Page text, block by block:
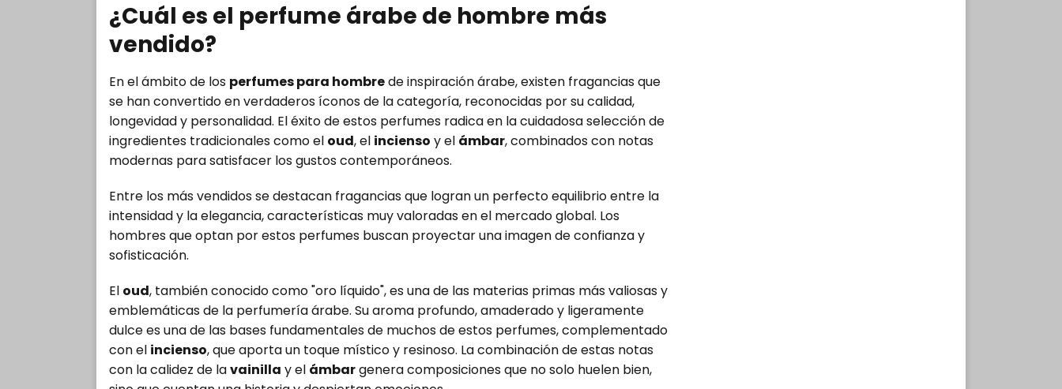
¿Cuál es el perfume árabe de hombre más
vendido?
En el ámbito de los perfumes para hombrede inspiración árabe, existen fragancias que
se han convertido en verdaderos íconos de la categoría, reconocidas por su calidad,
longevidad y personalidad. El éxito de estos perfumes radica en la cuidadosa selección de
ingredientes tradicionales como el oud, el incienso y el ámbar, combinados con notas
modernas para satisfacer los gustos contemporáneos.
Entre los más vendidos se destacan fragancias que logran un perfecto equilibrio entre la
intensidad y la elegancia, características muy valoradas en el mercado global. Los
hombres que optan por estos perfumes buscan proyectar una imagen de confianza y
sofisticación.
El oud, también conocido como "oro líquido", es una de las materias primas más valiosas y
emblemáticas de la perfumería árabe. Su aroma profundo, amaderado y ligeramente
dulce es una de las bases fundamentales de muchos de estos perfumes, complementado
con el incienso, que aporta un toque místico y resinoso. La combinación de estas notas
con la calidez de lavainilla y el ámbargenera composiciones que no solo huelen bien,